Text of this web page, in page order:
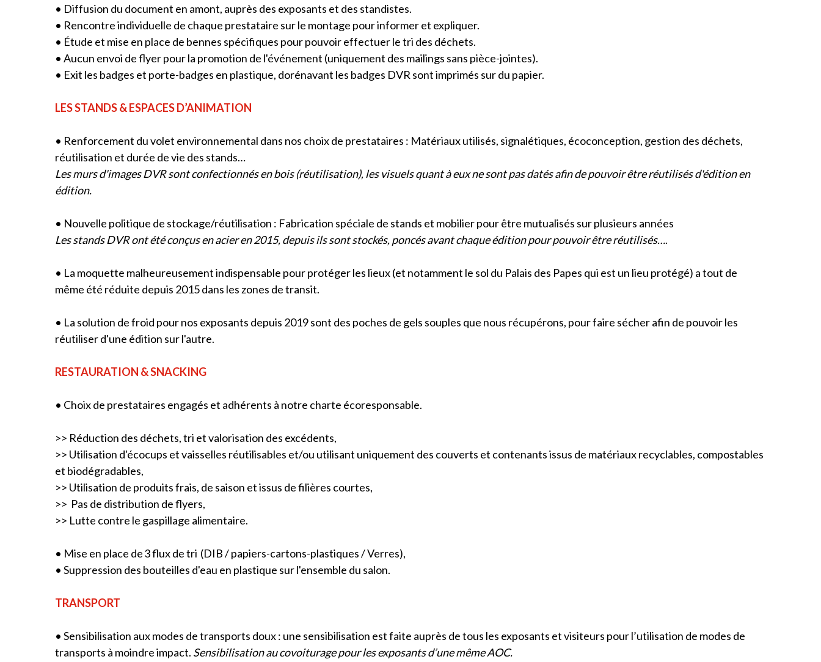
• Diffusion du document en amont, auprès des exposants et des standistes.
• Rencontre individuelle de chaque prestataire sur le montage pour informer et expliquer.
• Étude et mise en place de bennes spécifiques pour pouvoir effectuer le tri des déchets.
• Aucun envoi de flyer pour la promotion de l'événement (uniquement des mailings sans pièce-jointes).
• Exit les badges et porte-badges en plastique, dorénavant les badges DVR sont imprimés sur du papier.
LES STANDS & ESPACES D’ANIMATION
• Renforcement du volet environnemental dans nos choix de prestataires : Matériaux utilisés, signalétiques, écoconception, gestion des déchets,
réutilisation et durée de vie des stands…
Les murs d'images DVR sont confectionnés en bois (réutilisation), les visuels quant à eux ne sont pas datés afin de pouvoir être réutilisés d'édition en
édition.
• Nouvelle politique de stockage/réutilisation : Fabrication spéciale de stands et mobilier pour être mutualisés sur plusieurs années
Les stands DVR ont été conçus en acier en 2015, depuis ils sont stockés, poncés avant chaque édition pour pouvoir être réutilisés….
• La moquette malheureusement indispensable pour protéger les lieux (et notamment le sol du Palais des Papes qui est un lieu protégé) a tout de
même été réduite depuis 2015 dans les zones de transit.
• La solution de froid pour nos exposants depuis 2019 sont des poches de gels souples que nous récupérons, pour faire sécher afin de pouvoir les
réutiliser d'une édition sur l'autre.
RESTAURATION & SNACKING
• Choix de prestataires engagés et adhérents à notre charte écoresponsable.
>> Réduction des déchets, tri et valorisation des excédents,
>> Utilisation d'écocups et vaisselles réutilisables et/ou utilisant uniquement des couverts et contenants issus de matériaux recyclables, compostables
et biodégradables,
>> Utilisation de produits frais, de saison et issus de filières courtes,
>> Pas de distribution de flyers,
>> Lutte contre le gaspillage alimentaire.
• Mise en place de 3 flux de tri (DIB / papiers-cartons-plastiques / Verres),
• Suppression des bouteilles d'eau en plastique sur l'ensemble du salon.
TRANSPORT
• Sensibilisation aux modes de transports doux : une sensibilisation est faite auprès de tous les exposants et visiteurs pour l’utilisation de modes de
transports à moindre impact. Sensibilisation au covoiturage pour les exposants d’une même AOC.